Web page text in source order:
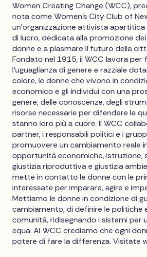
Women Creating Change (WCC),
nota come Women's City Club of
un'organizzazione attivista apartitica
di lucro, dedicata alla promozione
donne e a plasmare il futuro della
Fondato nel 1915, il WCC lavora per
l'uguaglianza di genere e razziale
colore, le donne che vivono in
economico e gli individui con una
genere, delle conoscenze, degli
risorse necessarie per difendere le
stanno loro più a cuore. Il WCC
partner, i responsabili politici e i
promuovere un cambiamento reale
opportunità economiche, istruzione,
giustizia riproduttiva e giustizia
mette in contatto le donne con le
interessate per imparare, agire e
Mettiamo le donne in condizione di
cambiamento, di definire le politiche
comunità, ridisegnando i sistemi per
equa. Al WCC crediamo che ogni
potere di fare la differenza. Visitate